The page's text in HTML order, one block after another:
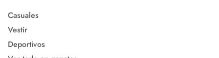
Casuales
Vestir
Deportivos